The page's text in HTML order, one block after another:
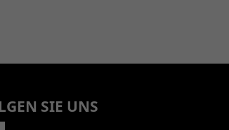
SIE UNS